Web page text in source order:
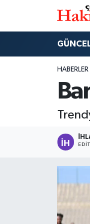
HABERLER
EKONOMİ
GÜNCEL
EĞİTİM
Nöbetçi
Çorum Namaz
Trafik Durumu
Süper Lig Puan
Tüm Manşetler
Haber Arşivi